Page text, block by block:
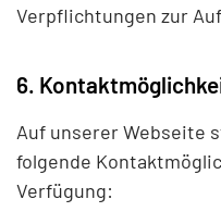
Verpflichtungen zur
6.
Auf unserer Webseite
folgende
Verfügung: